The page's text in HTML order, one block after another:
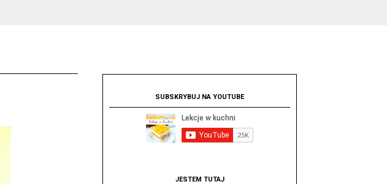
SUBSKRYBUJ NA YOUTUBE
JESTEM TUTAJ